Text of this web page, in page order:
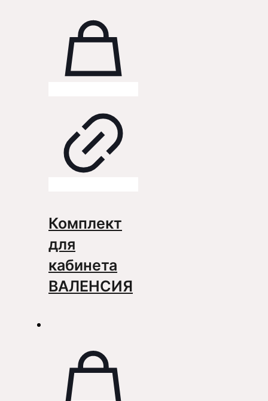
Комплект
для
кабинета
ВАЛЕНСИЯ